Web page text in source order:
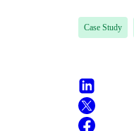
Case Study